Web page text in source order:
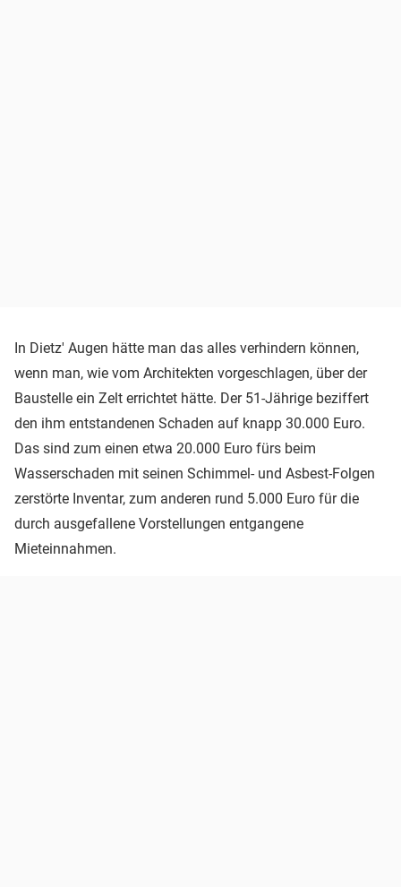
In Dietz' Augen hätte man das alles verhindern können,
wenn man, wie vom Architekten vorgeschlagen, über der
Baustelle ein Zelt errichtet hätte. Der 51-Jährige beziffert
den ihm entstandenen Schaden auf knapp 30.000 Euro.
Das sind zum einen etwa 20.000 Euro fürs beim
Wasserschaden mit seinen Schimmel- und Asbest-Folgen
zerstörte Inventar, zum anderen rund 5.000 Euro für die
durch ausgefallene Vorstellungen entgangene
Mieteinnahmen.